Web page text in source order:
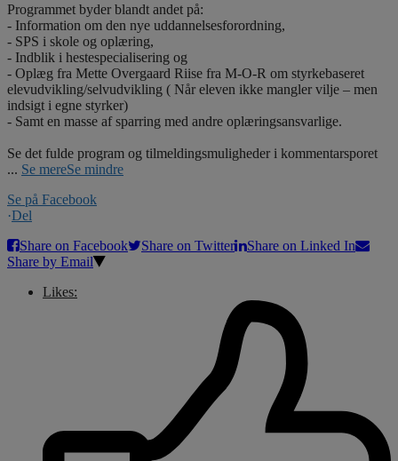
Programmet byder blandt andet på:
- Information om den nye uddannelsesforordning,
- SPS i skole og oplæring,
- Indblik i hestespecialisering og
- Oplæg fra Mette Overgaard Riise fra M-O-R om styrkebaseret
elevudvikling/selvudvikling ( Når eleven ikke mangler vilje – men
indsigt i egne styrker)
- Samt en masse af sparring med andre oplæringsansvarlige.
Se det fulde program og tilmeldingsmuligheder i kommentarsporet
... Se mereSe mindre
Se på Facebook
·Del
Share on Facebook
Share on Twitter
Share on Linked In
Share by Email
Likes: